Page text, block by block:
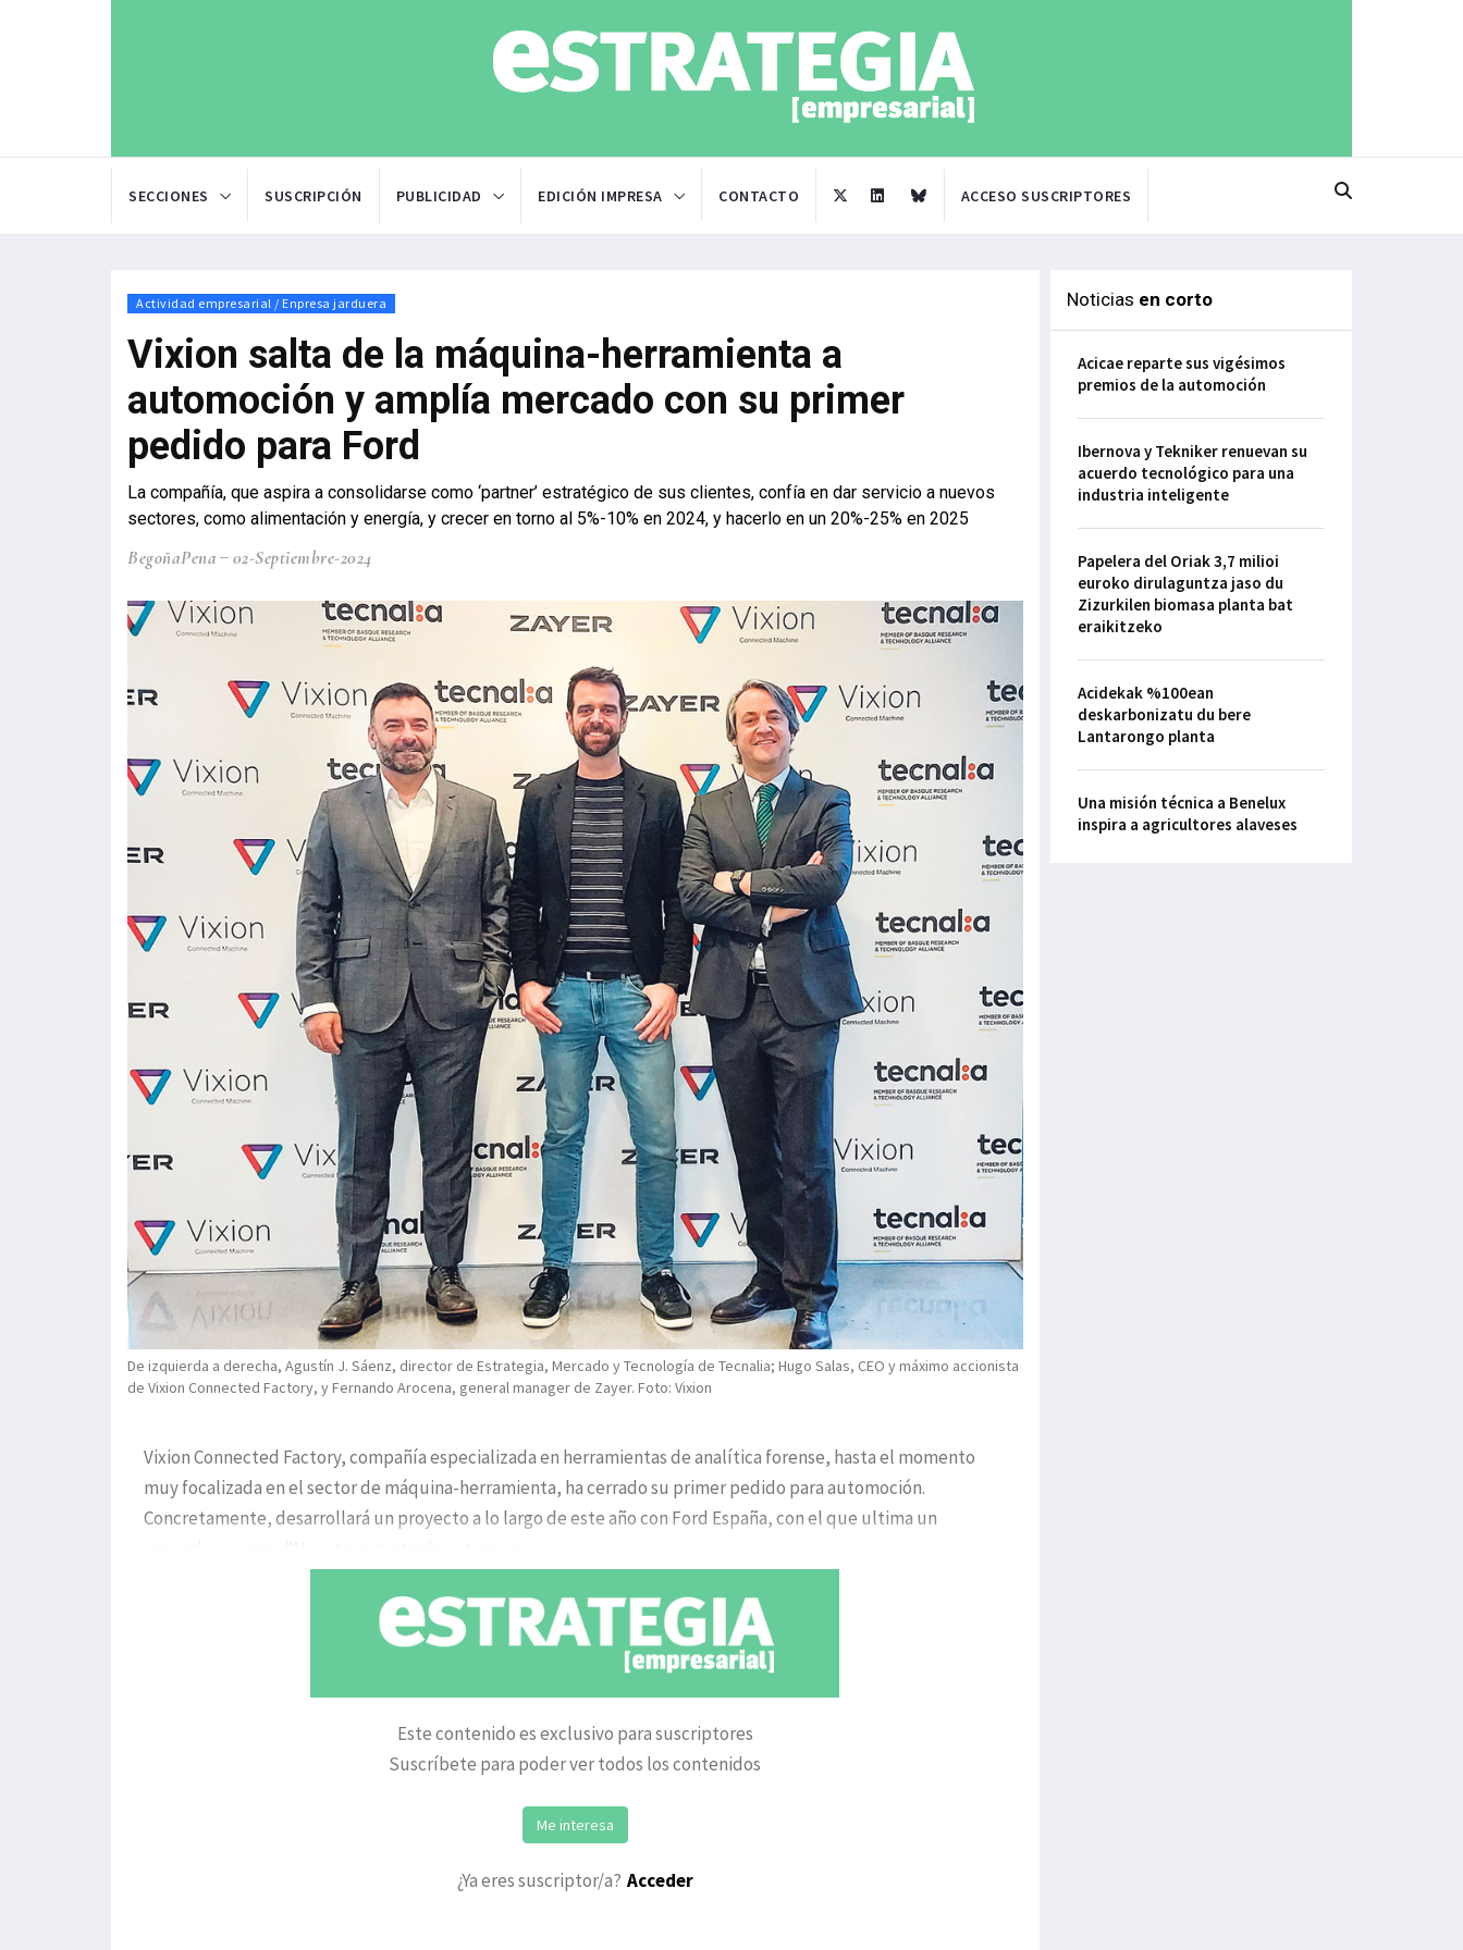
SECCIONES SUSCRIPCIÓN PUBLICIDAD EDICIÓN IMPRESA CONTACTO ACCESO SUSCRIPTORES
Actividad empresarial / Enpresa jarduera
Vixion salta de la máquina-herramienta a
automoción y amplía mercado con su primer
pedido para Ford
La compañía, que aspira a consolidarse como ‘partner’ estratégico de sus clientes, confía en dar servicio a nuevos
sectores, como alimentación y energía, y crecer en torno al 5%-10% en 2024, y hacerlo en un 20%-25% en 2025
BegoñaPena 02-Septiembre-2024
De izquierda a derecha, Agustín J. Sáenz, director de Estrategia, Mercado y Tecnología de Tecnalia; Hugo Salas, CEO y máximo accionista
de Vixion Connected Factory, y Fernando Arocena, general manager de Zayer. Foto: Vixion
Vixion Connected Factory, compañía especializada en herramientas de analítica forense, hasta el momento
muy focalizada en el sector de máquina-herramienta, ha cerrado su primer pedido para automoción.
Concretamente, desarrollará un proyecto a lo largo de este año con Ford España, con el que ultima un
segundo encargo. “Nuestra estrategia es transver
Este contenido es exclusivo para suscriptores
Suscríbete para poder ver todos los contenidos
Me interesa
¿Ya eres suscriptor/a? Acceder
Noticias en corto
Acicae reparte sus vigésimos
premios de la automoción
Ibernova y Tekniker renuevan su
acuerdo tecnológico para una
industria inteligente
Papelera del Oriak 3,7 milioi
euroko dirulaguntza jaso du
Zizurkilen biomasa planta bat
eraikitzeko
Acidekak %100ean
deskarbonizatu du bere
Lantarongo planta
Una misión técnica a Benelux
inspira a agricultores alaveses